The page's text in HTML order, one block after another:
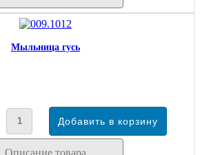
Мыльница гусь
Описание товара